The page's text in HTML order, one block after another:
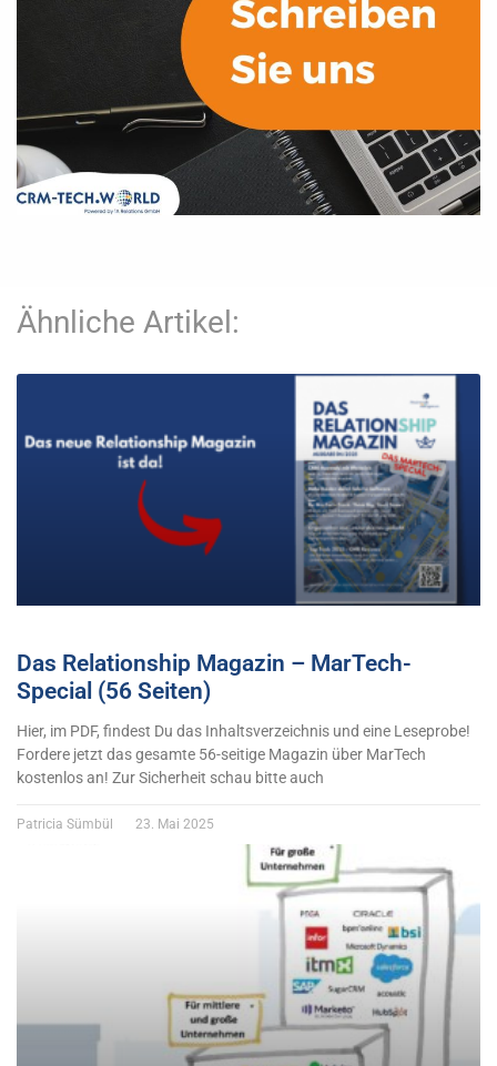
Ähnliche Artikel:
Das Relationship Magazin – MarTech-
Special (56 Seiten)
Hier, im PDF, findest Du das Inhaltsverzeichnis und eine Leseprobe!
Fordere jetzt das gesamte 56-seitige Magazin über MarTech
kostenlos an! Zur Sicherheit schau bitte auch
Patricia Sümbül 23. Mai 2025